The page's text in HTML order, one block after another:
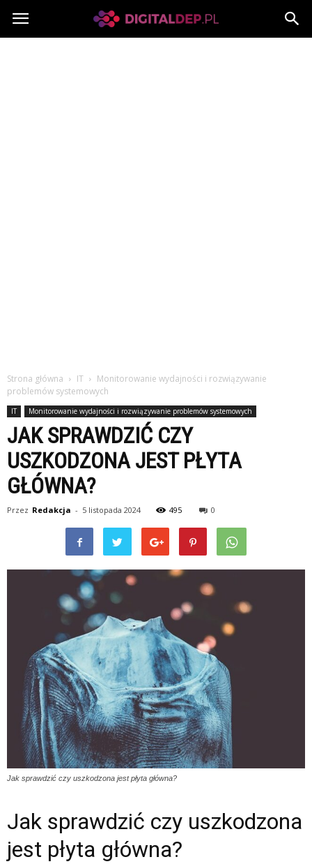
Digitaldep.pl
Strona główna IT
Monitorowanie wydajności i rozwiązywanie
problemów systemowych
IT Monitorowanie wydajności i rozwiązywanie problemów systemowych
JAK SPRAWDZIĆ CZY
USZKODZONA JEST PŁYTA
GŁÓWNA?
Przez Redakcja - 5 listopada 2024 495 0
Jak sprawdzić czy uszkodzona jest płyta główna?
Jak sprawdzić czy uszkodzona
jest płyta główna?